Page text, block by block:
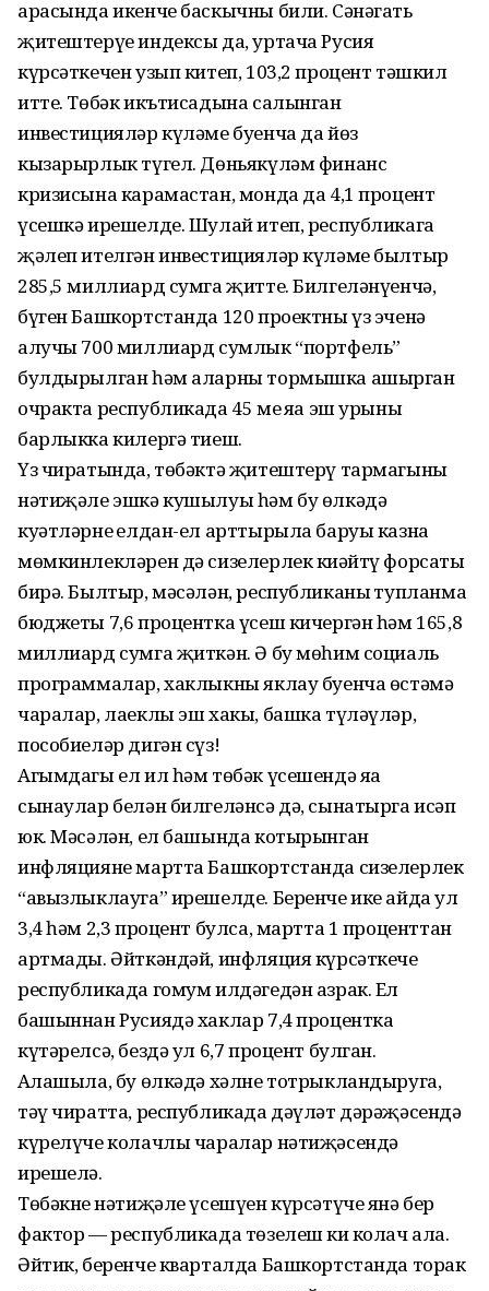
арасында икенче баскычны били. Сәнәгать
җитештерүе индексы да, уртача Русия
күрсәткечен узып китеп, 103,2 процент тәшкил
итте. Төбәк икътисадына салынган
инвестицияләр күләме буенча да йөз
кызарырлык түгел. Дөньякүләм финанс
кризисына карамастан, монда да 4,1 процент
үсешкә ирешелде. Шулай итеп, республикага
җәлеп ителгән инвестиция­ләр күләме былтыр
285,5 миллиард сумга җитте. Билгеләнүенчә,
бүген Башкортстанда 120 проектны үз эченә
алучы 700 миллиард сумлык “портфель”
булдырылган һәм аларны тормышка ашырган
очракта республикада 45 мең яңа эш урыны
барлыкка килергә тиеш.
Үз чиратында, төбәктә җитештерү тармагының
нәтиҗәле эшкә кушылуы һәм бу өлкәдә
куәтләрнең елдан-ел арттырыла баруы казна
мөмкинлек­ләрен дә сизелерлек киңәйтү форсаты
бирә. Былтыр, мәсәлән, республиканың тупланма
бюджеты 7,6 процентка үсеш кичергән һәм 165,8
миллиард сумга җиткән. Ә бу мөһим социаль
программалар, хаклыкны яклау буенча өстәмә
чаралар, лаеклы эш хакы, башка түләүләр,
пособиеләр дигән сүз!
Агымдагы ел ил һәм төбәк үсешендә яңа
сынаулар белән билгеләнсә дә, сынатырга исәп
юк. Мәсәлән, ел башында котырынган
инфляцияне мартта Башкортстанда сизелерлек
“авызлыклауга” ирешелде. Беренче ике айда ул
3,4 һәм 2,3 процент булса, мартта 1 проценттан
артмады. Әйткәндәй, инфляция күрсәткече
республикада гомум илдәгедән азрак. Ел
башыннан Русиядә хаклар 7,4 процентка
күтәрелсә, бездә ул 6,7 процент булган.
Аңлашыла, бу өлкәдә хәлне тотрыкландыруга,
тәү чиратта, республикада дәүләт дәрәҗә­сендә
күрелүче колачлы чаралар нәтиҗәсендә
ирешелә.
Төбәкнең нәтиҗәле үсешүен күр­сәтүче янә бер
фактор — республикада төзелеш киң колач ала.
Әйтик, беренче кварталда Башкортстанда торак